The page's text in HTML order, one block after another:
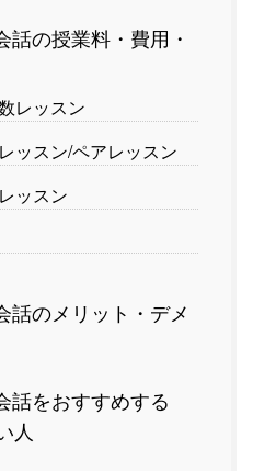
話の授業料・費用・
レッスン
ッスン/ペアレッスン
ッスン
話のメリット・デメ
話をおすすめする
人